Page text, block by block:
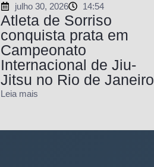
julho 30, 2026 14:54
Atleta de Sorriso
conquista prata em
Campeonato
Internacional de Jiu-
Jitsu no Rio de Janeiro
Leia mais